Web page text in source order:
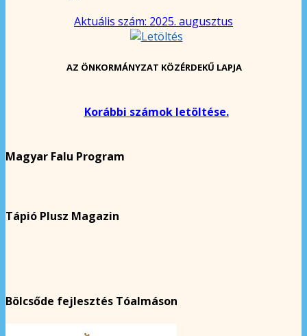
Aktuális szám: 2025. augusztus
AZ ÖNKORMÁNYZAT KÖZÉRDEKŰ LAPJA
Korábbi számok letöltése.
Magyar Falu Program
Tápió Plusz Magazin
Bölcsőde fejlesztés Tóalmáson